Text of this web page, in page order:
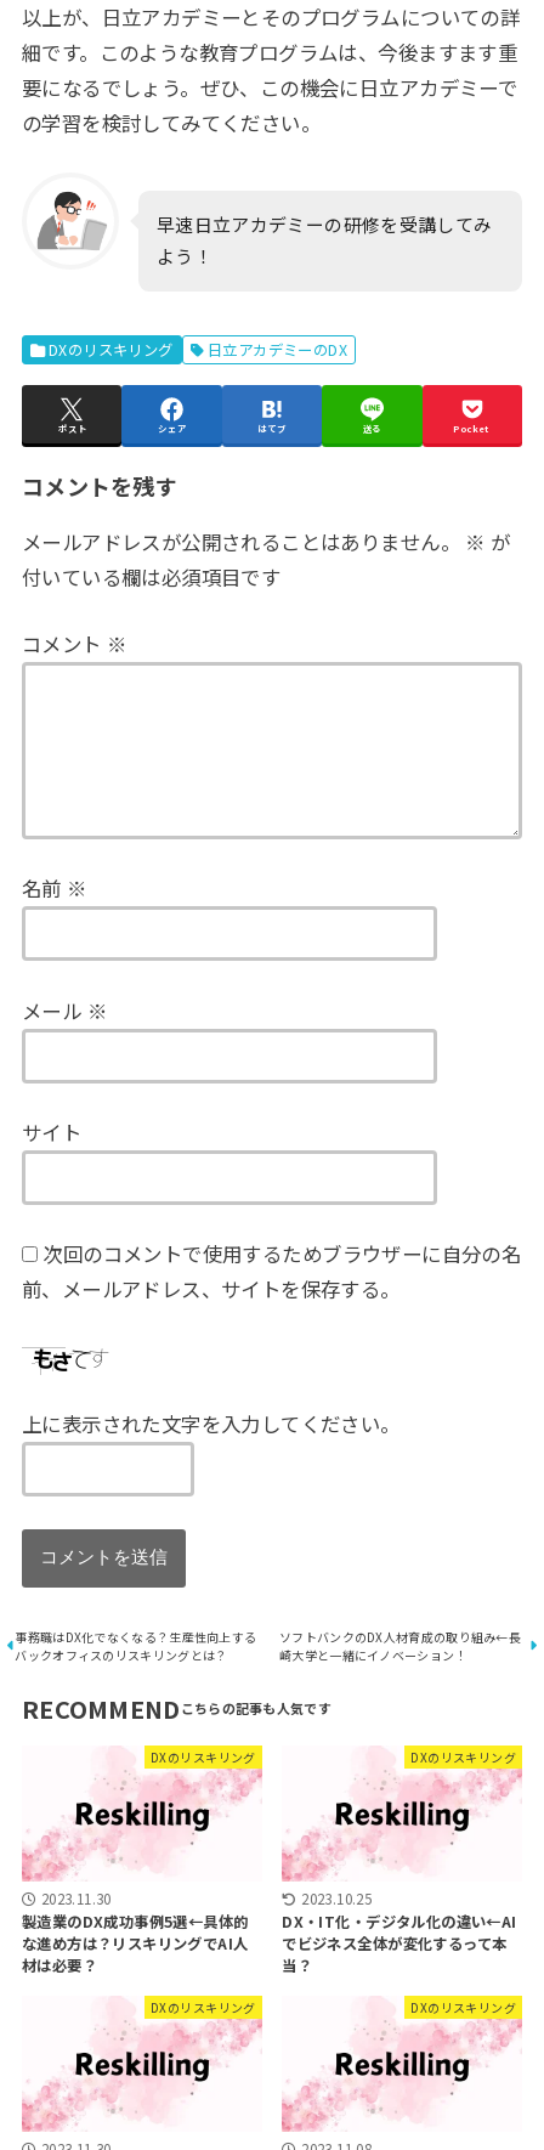
以上が、日立アカデミーとそのプログラムについての詳
細です。このような教育プログラムは、今後ますます重
要になるでしょう。ぜひ、この機会に日立アカデミーで
の学習を検討してみてください。
早速日立アカデミーの研修を受講してみ
よう！
DXのリスキリング 日立アカデミーのDX
ポスト シェア はてブ 送る Pocket
コメントを残す
メールアドレスが公開されることはありません。 ※ が
付いている欄は必須項目です
コメント ※
名前 ※
メール ※
サイト
次回のコメントで使用するためブラウザーに自分の名
前、メールアドレス、サイトを保存する。
上に表示された文字を入力してください。
事務職はDX化でなくなる？生産性向上する
バックオフィスのリスキリングとは？
ソフトバンクのDX人材育成の取り組み←長
崎大学と一緒にイノベーション！
RECOMMEND
DXのリスキリング
2023.11.30
製造業のDX成功事例5選←具体的
な進め方は？リスキリングでAI人
材は必要？
DXのリスキリング
2023.10.25
DX・IT化・デジタル化の違い←AI
でビジネス全体が変化するって本
当？
DXのリスキリング DXのリスキリング